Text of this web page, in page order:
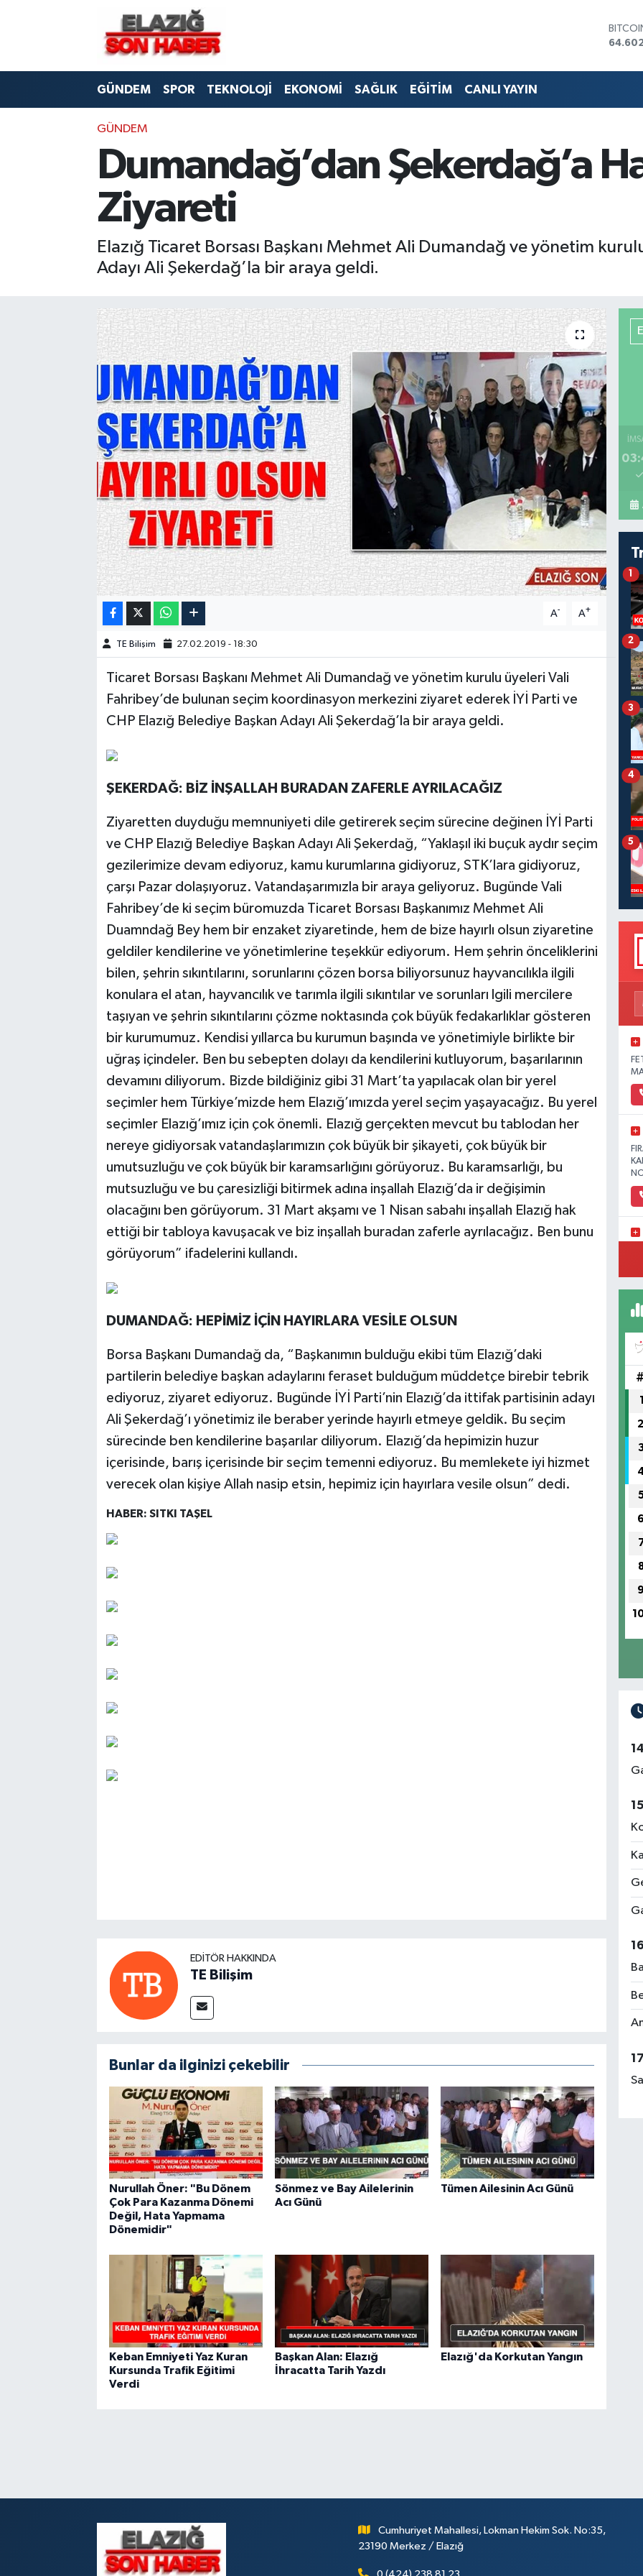
DOLAR
13.768
GÜNDEM SPOR TEKNOLOJİ EKONOMİ SAĞLIK EĞİTİM CANLI YAYIN
GÜNDEM
Dumandağ’dan Şekerdağ’a
Ziyareti
Elazığ Ticaret Borsası Başkanı Mehmet Ali Dumandağ ve yönetim
Adayı Ali Şekerdağ’la bir araya geldi.
A- A+
TE Bilişim 27.02.2019 - 18:30
Ticaret Borsası Başkanı Mehmet Ali Dumandağ ve yönetim kurulu üyeleri Vali
Fahribey’de bulunan seçim koordinasyon merkezini ziyaret ederek İYİ Parti ve
CHP Elazığ Belediye Başkan Adayı Ali Şekerdağ’la bir araya geldi.
ŞEKERDAĞ: BİZ İNŞALLAH BURADAN ZAFERLE AYRILACAĞIZ
Ziyaretten duyduğu memnuniyeti dile getirerek seçim sürecine değinen İYİ Parti
ve CHP Elazığ Belediye Başkan Adayı Ali Şekerdağ, “Yaklaşıl iki buçuk aydır seçim
gezilerimize devam ediyoruz, kamu kurumlarına gidiyoruz, STK’lara gidiyoruz,
çarşı Pazar dolaşıyoruz. Vatandaşarımızla bir araya geliyoruz. Bugünde Vali
Fahribey’de ki seçim büromuzda Ticaret Borsası Başkanımız Mehmet Ali
Duamndağ Bey hem bir enzaket ziyaretinde, hem de bize hayırlı olsun ziyaretine
geldiler kendilerine ve yönetimlerine teşekkür ediyorum. Hem şehrin önceliklerini
bilen, şehrin sıkıntılarını, sorunlarını çözen borsa biliyorsunuz hayvancılıkla ilgili
konulara el atan, hayvancılık ve tarımla ilgili sıkıntılar ve sorunları lgili mercilere
taşıyan ve şehrin sıkıntılarını çözme noktasında çok büyük fedakarlıklar gösteren
bir kurumumuz. Kendisi yıllarca bu kurumun başında ve yönetimiyle birlikte bir
uğraş içindeler. Ben bu sebepten dolayı da kendilerini kutluyorum, başarılarının
devamını diliyorum. Bizde bildiğiniz gibi 31 Mart’ta yapılacak olan bir yerel
seçimler hem Türkiye’mizde hem Elazığ’ımızda yerel seçim yaşayacağız. Bu yerel
seçimler Elazığ’ımız için çok önemli. Elazığ gerçekten mevcut bu tablodan her
nereye gidiyorsak vatandaşlarımızın çok büyük bir şikayeti, çok büyük bir
umutsuzluğu ve çok büyük bir karamsarlığını görüyoruz. Bu karamsarlığı, bu
mutsuzluğu ve bu çaresizliği bitirmek adına inşallah Elazığ’da ir değişimin
olacağını ben görüyorum. 31 Mart akşamı ve 1 Nisan sabahı inşallah Elazığ hak
ettiği bir tabloya kavuşacak ve biz inşallah buradan zaferle ayrılacağız. Ben bunu
görüyorum” ifadelerini kullandı.
DUMANDAĞ: HEPİMİZ İÇİN HAYIRLARA VESİLE OLSUN
Borsa Başkanı Dumandağ da, “Başkanımın bulduğu ekibi tüm Elazığ’daki
partilerin belediye başkan adaylarını feraset bulduğum müddetçe birebir tebrik
ediyoruz, ziyaret ediyoruz. Bugünde İYİ Parti’nin Elazığ’da ittifak partisinin adayı
Ali Şekerdağ’ı yönetimiz ile beraber yerinde hayırlı etmeye geldik. Bu seçim
sürecinde ben kendilerine başarılar diliyorum. Elazığ’da hepimizin huzur
içerisinde, barış içerisinde bir seçim temenni ediyoruz. Bu memlekete iyi hizmet
verecek olan kişiye Allah nasip etsin, hepimiz için hayırlara vesile olsun” dedi.
HABER: SITKI TAŞEL
EDITÖR HAKKINDA
TE Bilişim
Bunlar da ilginizi çekebilir
Nurullah Öner: "Bu Dönem
Çok Para Kazanma Dönemi
Değil, Hata Yapmama
Dönemidir"
Sönmez ve Bay Ailelerinin
Acı Günü
Tümen Ailesinin Acı Günü
Keban Emniyeti Yaz Kuran
Kursunda Trafik Eğitimi
Verdi
Başkan Alan: Elazığ
İhracatta Tarih Yazdı
Elazığ'da Korkutan Yangın
1
2
3
4
5
#
1
2
6
9
Cumhuriyet Mahallesi, Lokman Hekim Sok. No:35,
23190 Merkez / Elazığ
CANLI YAYIN
BİLİM VE TEKNOLOJİ
EKONOMİ
HABERDE İNSAN
KÜLTÜR-SANAT
MAGAZİN
ÖZEL HABER
Merkez Hava Durumu
Merkez Trafik Yoğunluk Haritası
Süper Lig Puan Durumu ve Fikstür
Tüm Manşetler
Son Dakika Haberleri
Haber Arşivi